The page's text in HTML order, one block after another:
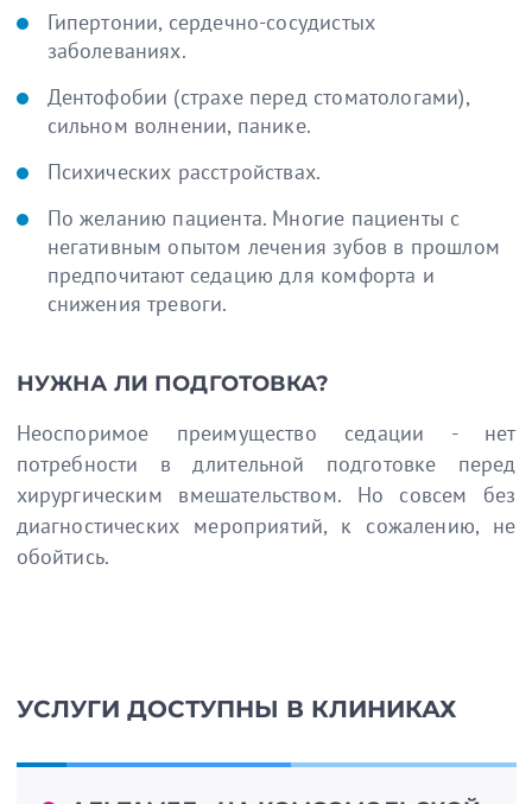
Гипертонии, сердечно-сосудистых
заболеваниях.
Дентофобии (страхе перед стоматологами),
сильном волнении, панике.
Психических расстройствах.
По желанию пациента. Многие пациенты с
негативным опытом лечения зубов в прошлом
предпочитают седацию для комфорта и
снижения тревоги.
НУЖНА ЛИ ПОДГОТОВКА?
Неоспоримое преимущество седации - нет
потребности в длительной подготовке перед
хирургическим вмешательством. Но совсем без
диагностических мероприятий, к сожалению, не
обойтись.
УСЛУГИ ДОСТУПНЫ В КЛИНИКАХ